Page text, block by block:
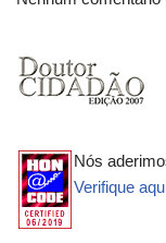
Nós
Verifique